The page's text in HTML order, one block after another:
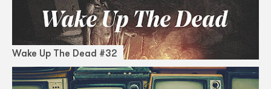
Wake Up The Dead #32